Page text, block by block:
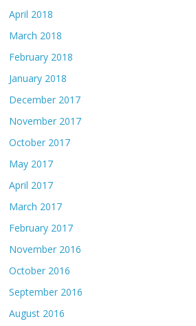
April 2018
March 2018
February 2018
January 2018
December 2017
November 2017
October 2017
May 2017
April 2017
March 2017
February 2017
November 2016
October 2016
September 2016
August 2016